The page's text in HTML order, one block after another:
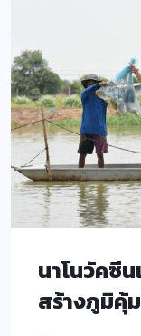
นาโนวัคซี
สร้างภูมิคุ้